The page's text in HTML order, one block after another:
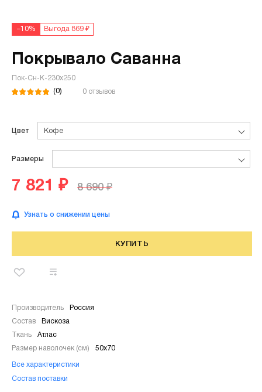
–10% Выгода 869 ₽
Покрывало Саванна
Пок-Сн-К-230х250
(0) 0 отзывов
Цвет Кофе
Размеры
7 821 ₽ 8 690 ₽
Узнать о снижении цены
КУПИТЬ
Производитель Россия
Состав Вискоза
Ткань Атлас
Размер наволочек (см) 50х70
Все характеристики
Состав поставки